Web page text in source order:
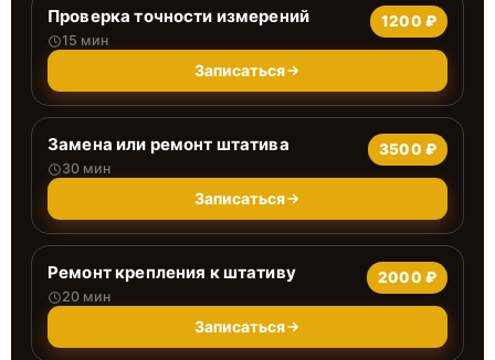
Проверка точности измерений
15 мин
1200 ₽
Записаться
Замена или ремонт штатива
30 мин
3500 ₽
Записаться
Ремонт крепления к штативу
20 мин
2000 ₽
Записаться